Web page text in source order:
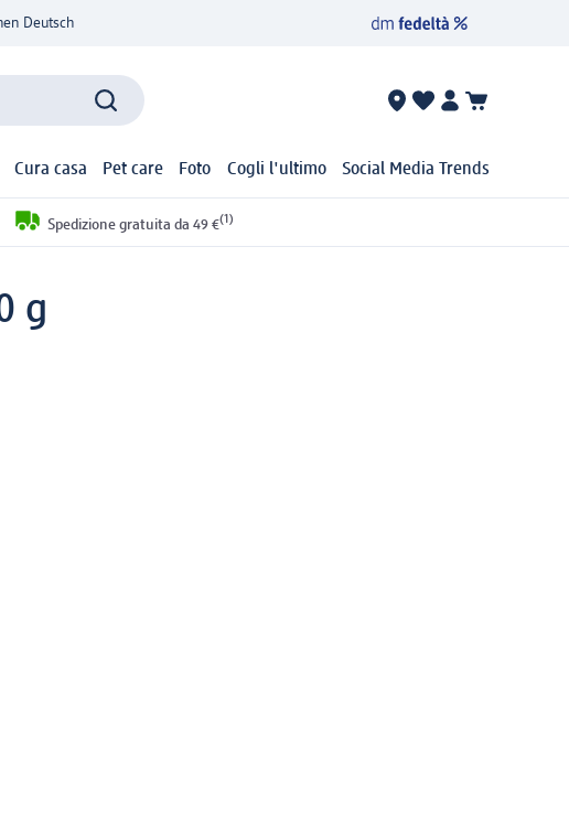
Deutsch
Cura casa Pet care Foto Cogli l'ultimo Social Media Trends
Spedizione gratuita da 49 €(1)
g